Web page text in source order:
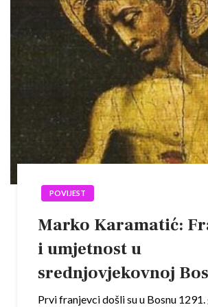
POVIJEST
Marko Karamatić:
i umjetnost u
srednjovjekovnoj
Prvi franjevci došli su u Bosnu 1291.